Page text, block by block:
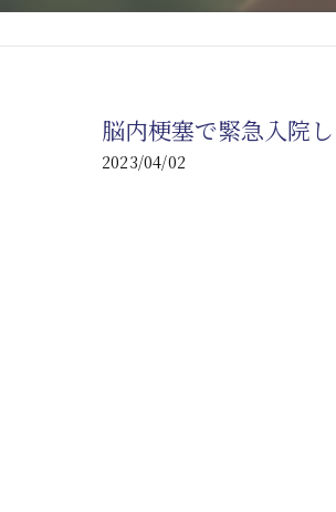
心臓
腎臓
脳内梗塞で緊急入院
2023/04/02